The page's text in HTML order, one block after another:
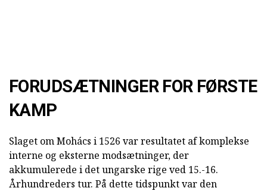
FORUDSÆTNINGER FOR FØRSTE
KAMP
Slaget om Mohács i 1526 var resultatet af komplekse
interne og eksterne modsætninger, der
akkumulerede i det ungarske rige ved 15.-16.
Århundreders tur. På dette tidspunkt var den